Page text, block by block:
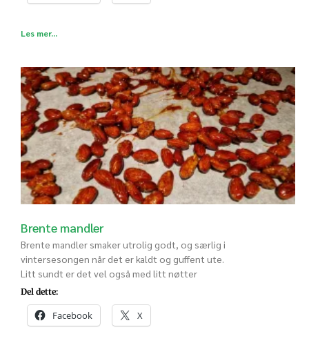
Les mer...
Brente mandler
Brente mandler smaker utrolig godt, og særlig i
vintersesongen når det er kaldt og guffent ute.
Litt sundt er det vel også med litt nøtter
Del dette:
Facebook X